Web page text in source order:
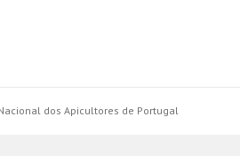
dos Apicultores de Portugal